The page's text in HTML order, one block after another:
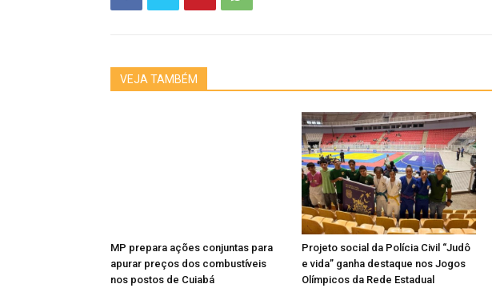
VEJA TAMBÉM
MP prepara ações conjuntas para
apurar preços dos combustíveis
nos postos de Cuiabá
Projeto social da Polícia Civil “Judô
e vida” ganha destaque nos Jogos
Olímpicos da Rede Estadual